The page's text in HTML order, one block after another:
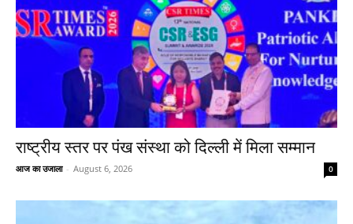
राष्ट्रीय स्तर पर पंख संस्था को दिल्ली में मिला सम्मान
आज का उजाला - August 6, 2026 0